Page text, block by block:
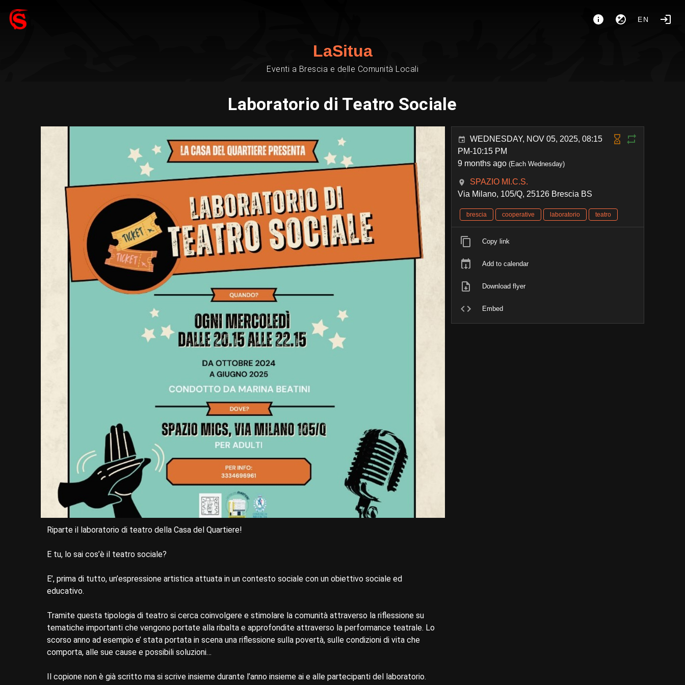
EN
LaSitua
Eventi a Brescia e delle Comunità Locali
Laboratorio di Teatro Sociale
Riparte il laboratorio di teatro della Casa del Quartiere!
E tu, lo sai cos’è il teatro sociale?
E’, prima di tutto, un’espressione artistica attuata in un contesto sociale con un obiettivo sociale ed
educativo.
Tramite questa tipologia di teatro si cerca coinvolgere e stimolare la comunità attraverso la riflessione su
tematiche importanti che vengono portate alla ribalta e approfondite attraverso la performance teatrale. Lo
scorso anno ad esempio e’ stata portata in scena una riflessione sulla povertà, sulle condizioni di vita che
comporta, alle sue cause e possibili soluzioni…
Il copione non è già scritto ma si scrive insieme durante l’anno insieme ai e alle partecipanti del laboratorio.
WEDNESDAY, NOV 05, 2025, 08:15
PM-10:15 PM
9 months ago (Each Wednesday)
SPAZIO MI.C.S.
Via Milano, 105/Q, 25126 Brescia BS
brescia cooperative laboratorio teatro
Copy link
Add to calendar
Download flyer
Embed